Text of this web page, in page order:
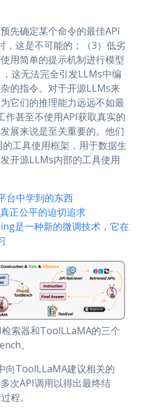
先确定某个命令的最佳API
，这是不可能的；（3）低劣
用简单的提示机制进行模型
这无法完全引发LLMs中编
的指令。对于开源LLMs来
它们的推理能力远远不如最
作甚至不使用API获取真实的
展来说是至关重要的。他们
工具使用框架，用于数据生
开源LLMs内部的工具使用
台中学到的东西
正公平的迫切追求
是一种新的微调技术，它在
索器和ToolLLaMA的三个
。
向ToolLLaMA建议相关的
次API调用以得出最终结
程。